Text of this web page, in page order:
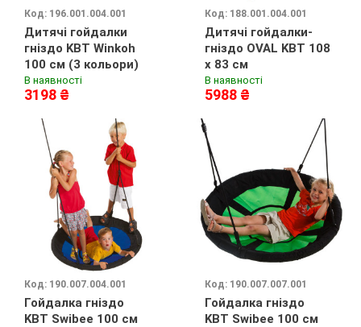
Код: 196.001.004.001
Дитячі гойдалки
гніздо KBT Winkoh
100 см (3 кольори)
В наявності
3198 ₴
Код: 188.001.004.001
Дитячі гойдалки-
гніздо OVAL KBT 108
x 83 см
В наявності
5988 ₴
Код: 190.007.004.001
Гойдалка гніздо
KBT Swibee 100 см
Код: 190.007.007.001
Гойдалка гніздо
KBT Swibee 100 см